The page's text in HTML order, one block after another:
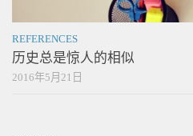
REFERENCES
历史总是惊人的相似
2016年5月21日